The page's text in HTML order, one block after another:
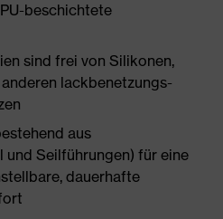
beschichtete
sind frei von Silikonen,
lackbenetzungs-
aus
und Seilführungen) für eine
dauerhafte